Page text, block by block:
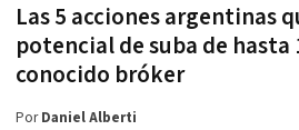
Las 5 acciones argentinas
potencial de suba de hasta
conocido bróker
PorDaniel Alberti